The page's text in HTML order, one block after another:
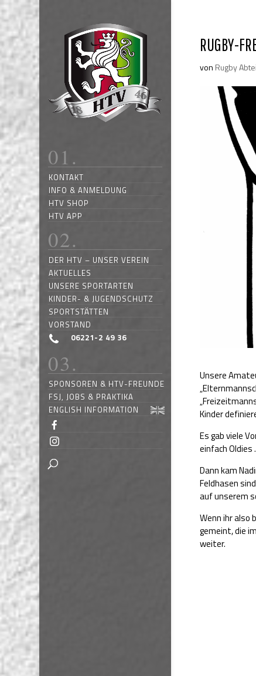
KONTAKT
INFO & ANMELDUNG
HTV SHOP
HTV APP
DER HTV – UNSER VEREIN
AKTUELLES
UNSERE SPORTARTEN
KINDER- & JUGENDSCHUTZ
SPORTSTÄTTEN
VORSTAND
06221-2 49 36
SPONSOREN & HTV-FREUNDE
FSJ, JOBS & PRAKTIKA
ENGLISH INFORMATION
RUGBY-
von Rugby
Unsere
Kinder
Es gab viele
einfach Oldies
Dann kam
Feldhasen
auf unserem
Wenn ihr also
gemeint, die
weiter.